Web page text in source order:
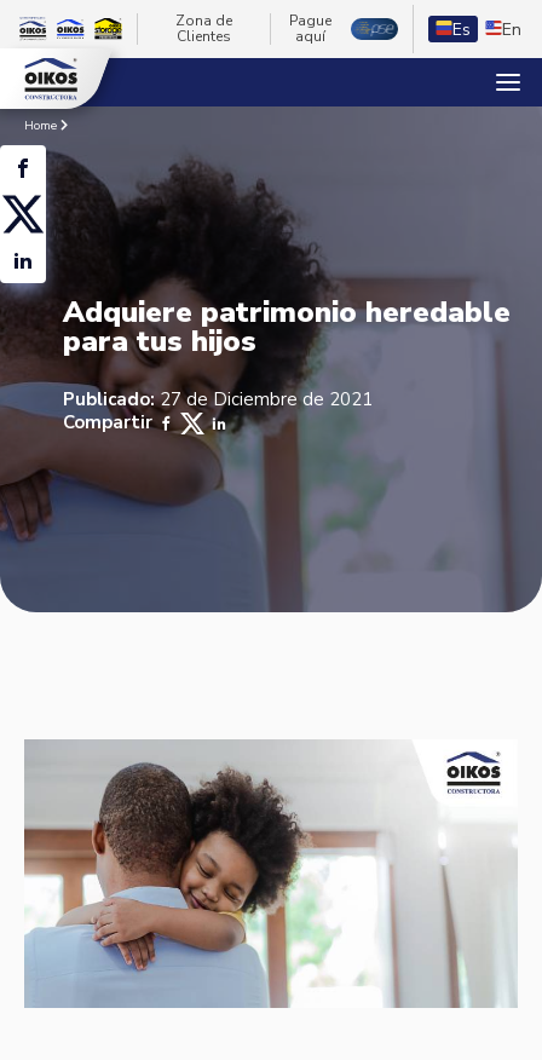
Zona de
Clientes
Pague
aquí
Es En
Home
Adquiere patrimonio heredable
para tus hijos
Publicado:27 de Diciembre de 2021
Compartir